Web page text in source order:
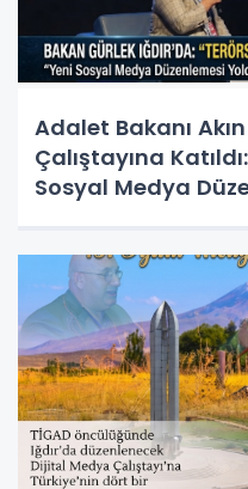
Adalet Bakanı
Çalıştayına
Sosyal Medya